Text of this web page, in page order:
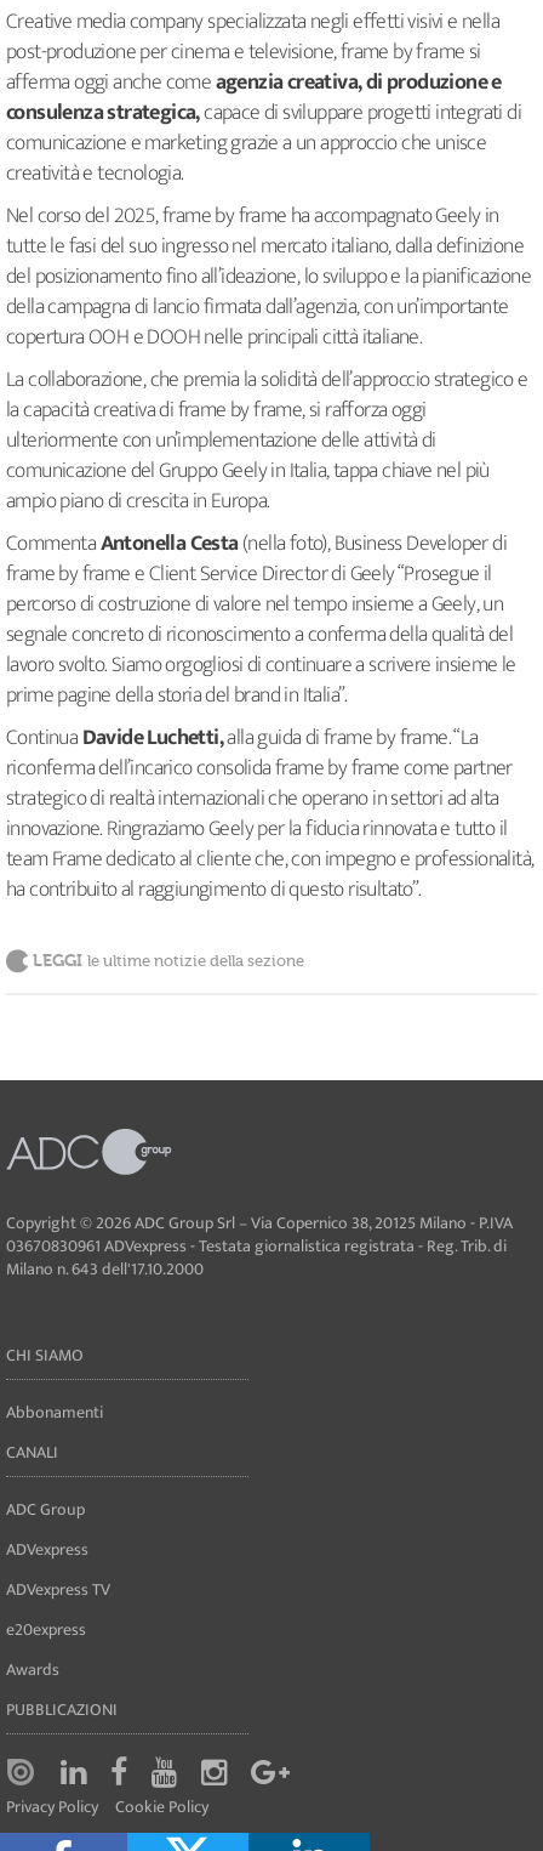
Creative media company specializzata negli effetti visivi e nella
post-produzione per cinema e televisione, frame by frame si
afferma oggi anche comeagenzia creativa, di produzione e
consulenza strategica,capace di sviluppare progetti integrati di
comunicazione e marketing grazie a un approccio che unisce
creatività e tecnologia.
Nel corso del 2025, frame by frame ha accompagnato Geely in
tutte le fasi del suo ingresso nel mercato italiano, dalla definizione
del posizionamento fino all’ideazione, lo sviluppo e la pianificazione
della campagna di lancio firmata dall’agenzia, con un’importante
copertura OOH e DOOH nelle principali città italiane.
La collaborazione, che premia la solidità dell’approccio strategico e
la capacità creativa di frame by frame, si rafforza oggi
ulteriormente con un’implementazione delle attività di
comunicazione del Gruppo Geely in Italia, tappa chiave nel più
ampio piano di crescita in Europa.
CommentaAntonella Cesta(nella foto),Business Developer di
frame by frame e Client Service Director di Geely “Prosegue il
percorso di costruzione di valore nel tempo insieme a Geely, un
segnale concreto di riconoscimento a conferma della qualità del
lavoro svolto. Siamo orgogliosi di continuare a scrivere insieme le
prime pagine della storia del brand in Italia”.
ContinuaDavide Luchetti,alla guida di frame by frame. “La
riconferma dell’incarico consolida frame by frame come partner
strategico di realtà internazionali che operano in settori ad alta
innovazione. Ringraziamo Geely per la fiducia rinnovata e tutto il
team Frame dedicato al cliente che, con impegno e professionalità,
ha contribuito al raggiungimento di questo risultato”.
LEGGI le ultime notizie della sezione
Copyright © 2026 ADC Group Srl – Via Copernico 38, 20125 Milano - P.IVA
03670830961 ADVexpress - Testata giornalistica registrata - Reg. Trib. di
Milano n. 643 dell'17.10.2000
CHI SIAMO
Abbonamenti
CANALI
ADC Group
ADVexpress
ADVexpress TV
e20express
Awards
PUBBLICAZIONI
Privacy Policy Cookie Policy